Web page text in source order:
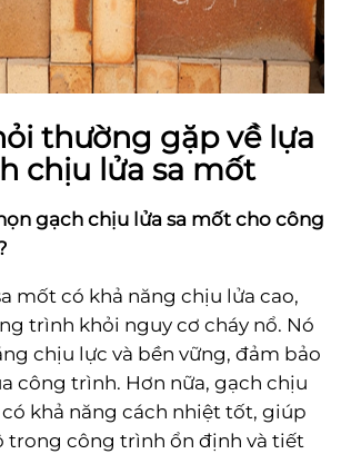
thường gặp về lựa
chịu lửa sa mốt
gạch chịu lửa sa mốt cho công
mốt có khả năng chịu lửa cao,
trình khỏi nguy cơ cháy nổ. Nó
chịu lực và bền vững, đảm bảo
công trình. Hơn nữa, gạch chịu
khả năng cách nhiệt tốt, giúp
trong công trình ổn định và tiết